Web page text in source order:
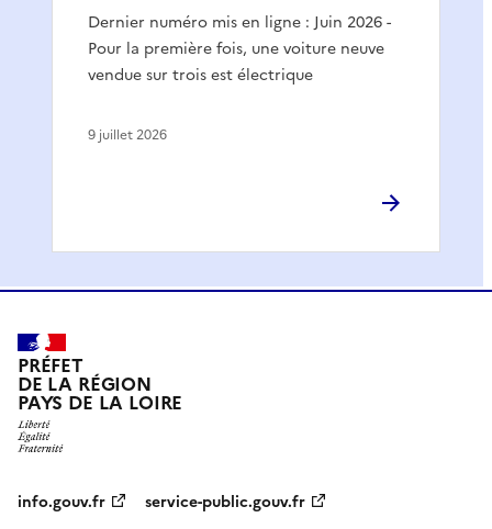
Dernier numéro mis en ligne : Juin 2026 -
Pour la première fois, une voiture neuve
vendue sur trois est électrique
9 juillet 2026
PRÉFET
DE LA RÉGION
PAYS DE LA LOIRE
info.gouv.fr service-public.gouv.fr